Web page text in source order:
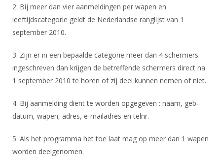
Medewerkers
Samenwerking
Formulieren
Alle Verenigingen
Verenigingsondersteuning
Oprichting Vereniging
KNAS Keurmerk
NK's
JEC
Veteranenwedstrijden
Wedstrijdorganisatie
Nieuws
Aanvragen van scheidsrechters
Scheidsrechterslijst
Voor scheidsrechters
Nieuws
Scheidsrechterslijst
Scheidsrechter Documentatie
Opleidingen
Tuchtzaken
Archief
Infotheek
2. Bij meer dan vier aanmeldingen per wapen en
leeftijdscategorie geldt de Nederlandse ranglijst van 1
september 2010.
3. Zijn er in een bepaalde categorie meer dan 4 schermers
ingeschreven dan krijgen de betreffende schermers direct na
1 september 2010 te horen of zij deel kunnen nemen of niet.
4. Bij aanmelding dient te worden opgegeven : naam, geb-
datum, wapen, adres, e-mailadres en telnr.
5. Als het programma het toe laat mag op meer dan 1 wapen
worden deelgenomen.